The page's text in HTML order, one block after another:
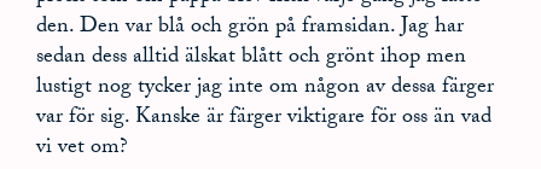
den. Den var blå och grön på framsidan. Jag har
sedan dess alltid älskat blått och grönt ihop men
lustigt nog tycker jag inte om någon av dessa färger
var för sig. Kanske är färger viktigare för oss än vad
vi vet om?